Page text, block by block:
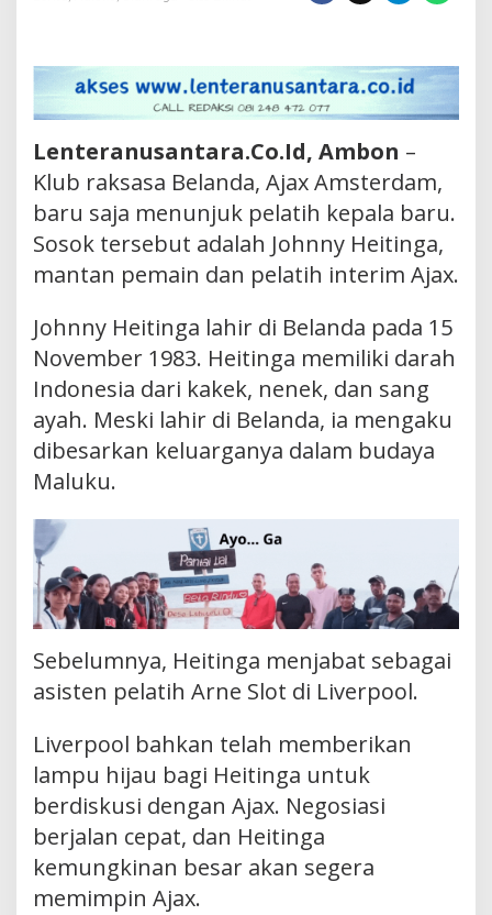
Lenteranusantara.Co.Id, Ambon –
Klub raksasa Belanda, Ajax Amsterdam,
baru saja menunjuk pelatih kepala baru.
Sosok tersebut adalah Johnny Heitinga,
mantan pemain dan pelatih interim Ajax.
Johnny Heitinga lahir di Belanda pada 15
November 1983. Heitinga memiliki darah
Indonesia dari kakek, nenek, dan sang
ayah. Meski lahir di Belanda, ia mengaku
dibesarkan keluarganya dalam budaya
Maluku.
Sebelumnya, Heitinga menjabat sebagai
asisten pelatih Arne Slot di Liverpool.
Liverpool bahkan telah memberikan
lampu hijau bagi Heitinga untuk
berdiskusi dengan Ajax. Negosiasi
berjalan cepat, dan Heitinga
kemungkinan besar akan segera
memimpin Ajax.